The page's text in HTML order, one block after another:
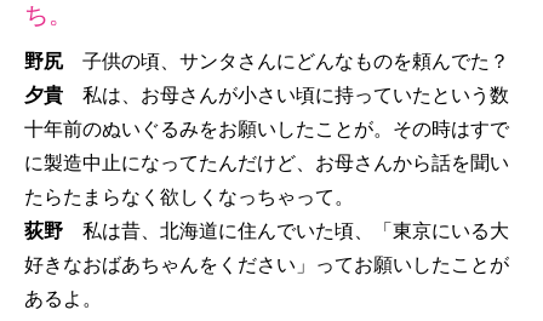
ち。
野尻 子供の頃、サンタさんにどんなものを頼んでた？
夕貴 私は、お母さんが小さい頃に持っていたという数
十年前のぬいぐるみをお願いしたことが。その時はすで
に製造中止になってたんだけど、お母さんから話を聞い
たらたまらなく欲しくなっちゃって。
荻野 私は昔、北海道に住んでいた頃、「東京にいる大
好きなおばあちゃんをください」ってお願いしたことが
あるよ。